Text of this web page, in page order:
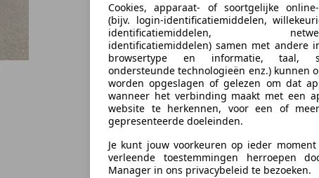
Cookies, apparaat- of soortgelijke
(bijv. login-identificatiemiddelen,
identificatiemiddelen, netwerk-
identificatiemiddelen) samen met andere
browsertype en informatie, taal,
ondersteunde technologieën enz.) kunnen
worden opgeslagen of gelezen om dat
wanneer het verbinding maakt met een
website te herkennen, voor een of
gepresenteerde doeleinden.
Je kunt jouw voorkeuren op ieder moment
verleende toestemmingen herroepen
Manager in ons privacybeleid te bezoeken.